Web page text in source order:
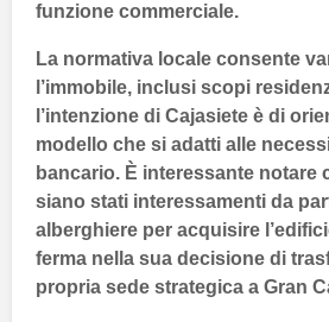
funzione commerciale.
La normativa locale consente
l’immobile, inclusi scopi
l’intenzione di Cajasiete è di
modello che si adatti alle
bancario. È interessante notare
siano stati interessamenti da
alberghiere per acquisire
ferma nella sua decisione di
propria sede strategica a Gran